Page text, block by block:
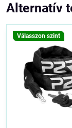
Alternatív
Válasszon szint